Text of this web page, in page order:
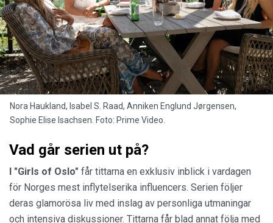
Nora Haukland, Isabel S. Raad, Anniken Englund Jørgensen,
Sophie Elise Isachsen. Foto: Prime Video.
Vad går serien ut på?
I "Girls of Oslo" får tittarna en exklusiv inblick i vardagen
för Norges mest inflytelserika influencers. Serien följer
deras glamorösa liv med inslag av personliga utmaningar
och intensiva diskussioner. Tittarna får blad annat följa med